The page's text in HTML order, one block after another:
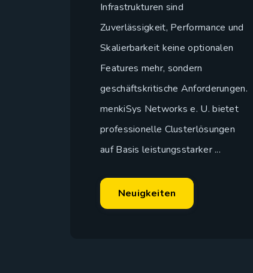
Infrastrukturen sind
Zuverlässigkeit, Performance und
Skalierbarkeit keine optionalen
Features mehr, sondern
geschäftskritische Anforderungen.
menkiSys Networks e. U. bietet
professionelle Clusterlösungen
auf Basis leistungsstarker ...
Neuigkeiten